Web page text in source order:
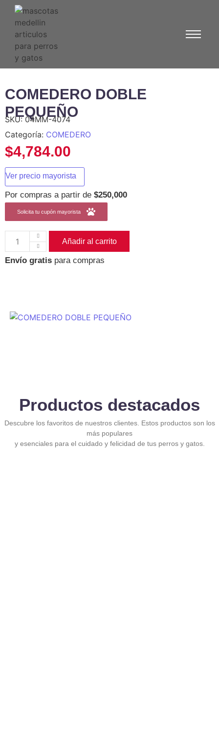
COMEDERO DOBLE
PEQUEÑO
SKU:04MM-4074
Categoría: COMEDERO
$4,784.00
Ver precio mayorista
Por compras a partir de $250,000
Solicita tu cupón mayorista
Añadir al carrito
Envío gratis para compras
Productos destacados
Descubre los favoritos de nuestros clientes. Estos productos son los
más populares
y esenciales para el cuidado y felicidad de tus perros y gatos.